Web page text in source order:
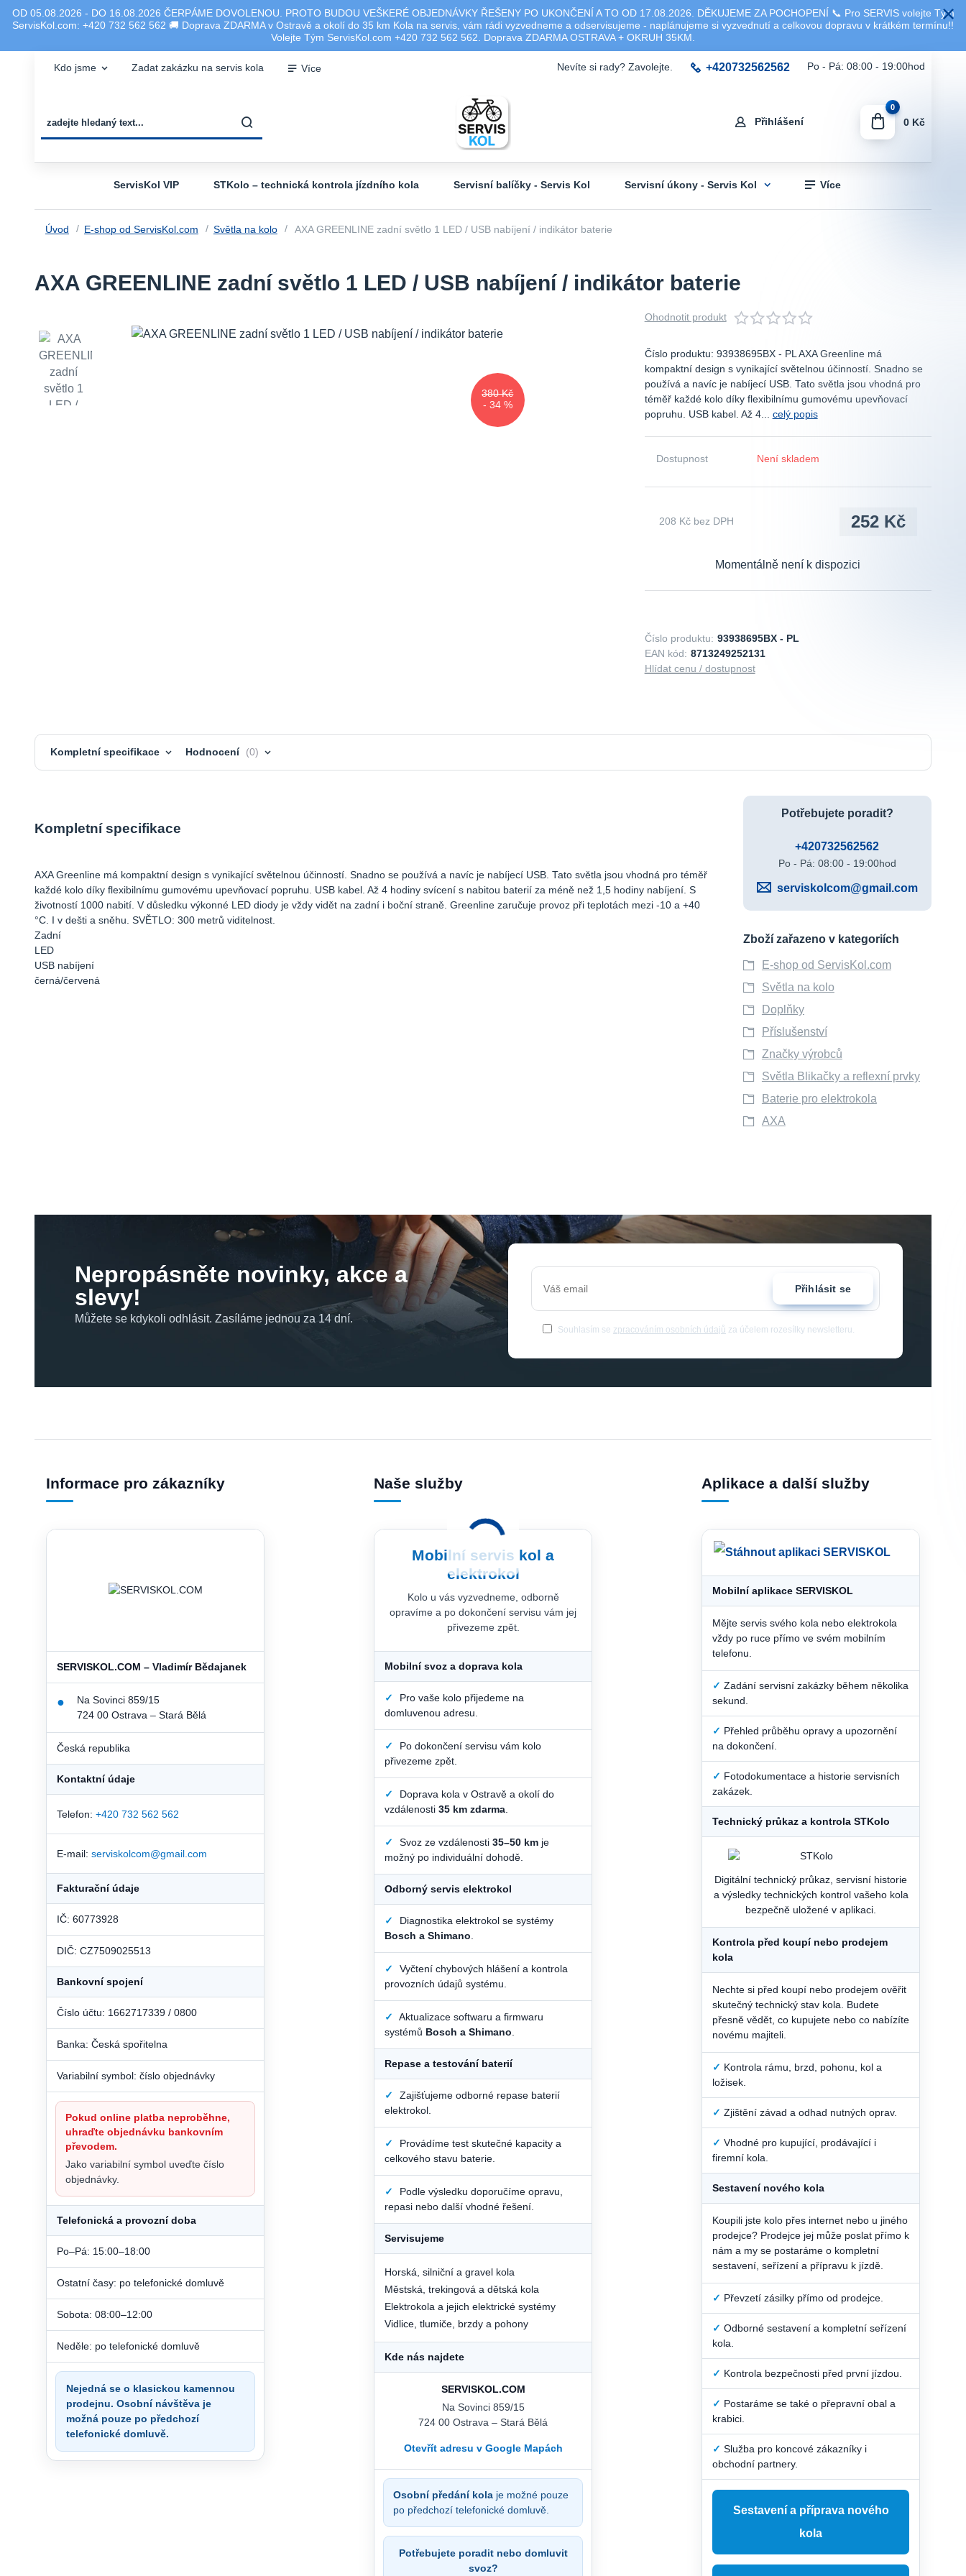
OD 05.08.2026 - DO 16.08.2026 ČERPÁME DOVOLENOU. PROTO BUDOU VEŠKERÉ OBJEDNÁVKY ŘEŠENY PO UKONČENÍ A TO OD 17.08.2026. DĚKUJEME ZA POCHOPENÍ 📞 Pro SERVIS volejte Tým
ServisKol.com: +420 732 562 562 🚚 Doprava ZDARMA v Ostravě a okolí do 35 km Kola na servis, vám rádi vyzvedneme a odservisujeme - naplánujeme si vyzvednutí a celkovou dopravu v krátkém termínu!!
Volejte Tým ServisKol.com +420 732 562 562. Doprava ZDARMA OSTRAVA + OKRUH 35KM.
Kdo jsme Zadat zakázku na servis kola Více
Přihlášení
Nevíte si rady? Zavolejte. +420732562562 Po - Pá: 08:00 - 19:00hod
0
0 Kč
ServisKol VIP STKolo – technická kontrola jízdního kola Servisní balíčky - Servis Kol Servisní úkony - Servis Kol Více
Úvod E-shop od ServisKol.com Světla na kolo AXA GREENLINE zadní světlo 1 LED / USB nabíjení / indikátor baterie
AXA GREENLINE zadní světlo 1 LED / USB nabíjení / indikátor baterie
380 Kč
- 34 %
Ohodnotit produkt
Číslo produktu: 93938695BX - PL AXA Greenline má
kompaktní design s vynikající světelnou účinností. Snadno se
používá a navíc je nabíjecí USB. Tato světla jsou vhodná pro
téměř každé kolo díky flexibilnímu gumovému upevňovací
popruhu. USB kabel. Až 4... celý popis
Dostupnost Není skladem
252 Kč
208 Kč bez DPH
Momentálně není k dispozici
Číslo produktu: 93938695BX - PL
EAN kód: 8713249252131
Hlídat cenu / dostupnost
Kompletní specifikace Hodnocení 0
Kompletní specifikace
AXA Greenline má kompaktní design s vynikající světelnou účinností. Snadno se používá a navíc je nabíjecí USB. Tato světla jsou vhodná pro téměř
každé kolo díky flexibilnímu gumovému upevňovací popruhu. USB kabel. Až 4 hodiny svícení s nabitou baterií za méně než 1,5 hodiny nabíjení. S
životností 1000 nabití. V důsledku výkonné LED diody je vždy vidět na zadní i boční straně. Greenline zaručuje provoz při teplotách mezi -10 a +40
°C. I v dešti a sněhu. SVĚTLO: 300 metrů viditelnost.
Zadní
LED
USB nabíjení
černá/červená
Potřebujete poradit?
+420732562562
Po - Pá: 08:00 - 19:00hod
serviskolcom@gmail.com
Zboží zařazeno v kategoriích
E-shop od ServisKol.com
Světla na kolo
Doplňky
Příslušenství
Značky výrobců
Světla Blikačky a reflexní prvky
Baterie pro elektrokola
AXA
Nepropásněte novinky, akce a
slevy!
Můžete se kdykoli odhlásit. Zasíláme jednou za 14 dní.
Přihlásit se
Souhlasím se zpracováním osobních údajů za účelem rozesílky newsletteru.
Informace pro zákazníky
SERVISKOL.COM – Vladimír Bědajanek
●
Na Sovinci 859/15
724 00 Ostrava – Stará Bělá
Česká republika
Kontaktní údaje
Telefon: +420 732 562 562
E-mail: serviskolcom@gmail.com
Fakturační údaje
IČ: 60773928
DIČ: CZ7509025513
Bankovní spojení
Číslo účtu: 1662717339 / 0800
Banka: Česká spořitelna
Variabilní symbol: číslo objednávky
Pokud online platba neproběhne,
uhraďte objednávku bankovním
převodem.
Jako variabilní symbol uveďte číslo
objednávky.
Telefonická a provozní doba
Po–Pá: 15:00–18:00
Ostatní časy: po telefonické domluvě
Sobota: 08:00–12:00
Neděle: po telefonické domluvě
Nejedná se o klasickou kamennou
prodejnu. Osobní návštěva je
možná pouze po předchozí
telefonické domluvě.
Naše služby
Mobilní servis kol a
elektrokol
Kolo u vás vyzvedneme, odborně
opravíme a po dokončení servisu vám jej
přivezeme zpět.
Mobilní svoz a doprava kola
✓
Pro vaše kolo přijedeme na
domluvenou adresu.
✓
Po dokončení servisu vám kolo
přivezeme zpět.
✓
Doprava kola v Ostravě a okolí do
vzdálenosti 35 km zdarma.
✓ Svoz ze vzdálenosti 35–50 km je
možný po individuální dohodě.
Odborný servis elektrokol
✓
Diagnostika elektrokol se systémy
Bosch a Shimano.
✓
Vyčtení chybových hlášení a kontrola
provozních údajů systému.
✓
Aktualizace softwaru a firmwaru
systémů Bosch a Shimano.
Repase a testování baterií
✓
Zajišťujeme odborné repase baterií
elektrokol.
✓
Provádíme test skutečné kapacity a
celkového stavu baterie.
✓
Podle výsledku doporučíme opravu,
repasi nebo další vhodné řešení.
Servisujeme
Horská, silniční a gravel kola
Městská, trekingová a dětská kola
Elektrokola a jejich elektrické systémy
Vidlice, tlumiče, brzdy a pohony
Kde nás najdete
SERVISKOL.COM
Na Sovinci 859/15
724 00 Ostrava – Stará Bělá
Otevřít adresu v Google Mapách
Osobní předání kola je možné pouze
po předchozí telefonické domluvě.
Potřebujete poradit nebo domluvit
svoz?
Aplikace a další služby
Mobilní aplikace SERVISKOL
Mějte servis svého kola nebo elektrokola
vždy po ruce přímo ve svém mobilním
telefonu.
✓ Zadání servisní zakázky během několika
sekund.
✓ Přehled průběhu opravy a upozornění
na dokončení.
✓ Fotodokumentace a historie servisních
zakázek.
Technický průkaz a kontrola STKolo
Digitální technický průkaz, servisní historie
a výsledky technických kontrol vašeho kola
bezpečně uložené v aplikaci.
Kontrola před koupí nebo prodejem
kola
Nechte si před koupí nebo prodejem ověřit
skutečný technický stav kola. Budete
přesně vědět, co kupujete nebo co nabízíte
novému majiteli.
✓ Kontrola rámu, brzd, pohonu, kol a
ložisek.
✓ Zjištění závad a odhad nutných oprav.
✓ Vhodné pro kupující, prodávající i
firemní kola.
Sestavení nového kola
Koupili jste kolo přes internet nebo u jiného
prodejce? Prodejce jej může poslat přímo k
nám a my se postaráme o kompletní
sestavení, seřízení a přípravu k jízdě.
✓ Převzetí zásilky přímo od prodejce.
✓ Odborné sestavení a kompletní seřízení
kola.
✓ Kontrola bezpečnosti před první jízdou.
✓ Postaráme se také o přepravní obal a
krabici.
✓ Služba pro koncové zákazníky i
obchodní partnery.
Sestavení a příprava nového
kola